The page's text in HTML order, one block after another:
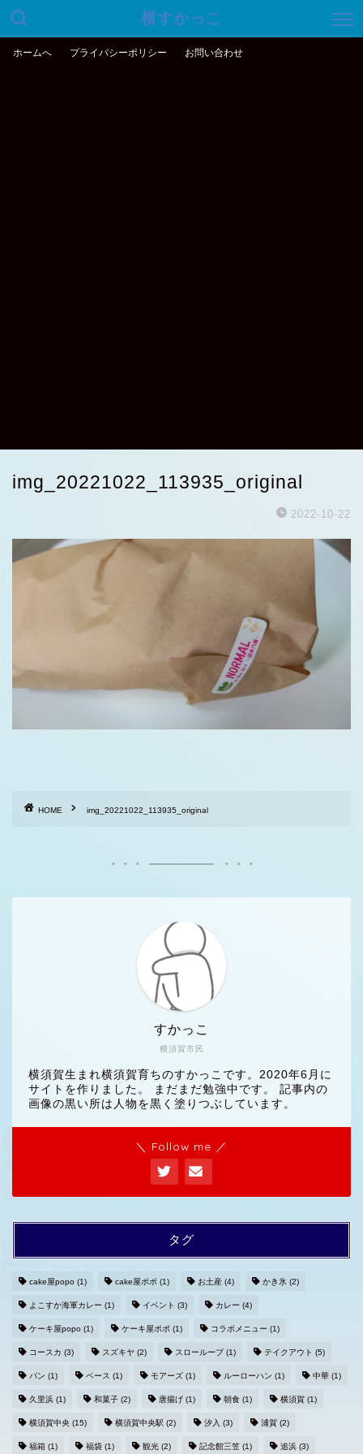
横すかっこ
ホームへ プライバシーポリシー お問い合わせ
img_20221022_113935_original
2022-10-22
HOME img_20221022_113935_original
横須賀市民
すかっこ
横須賀生まれ横須賀育ちのすかっこです。2020年6月に
サイトを作りました。 まだまだ勉強中です。 記事内の
画像の黒い所は人物を黒く塗りつぶしています。
＼ Follow me ／
タグ
cake屋popo (1) cake屋ポポ (1) お土産 (4) かき氷 (2)
よこすか海軍カレー (1) イベント (3) カレー (4)
ケーキ屋popo (1) ケーキ屋ポポ (1) コラボメニュー (1)
コースカ (3) スズキヤ (2) スローループ(1) テイクアウト (5)
パン (1) ベース (1) モアーズ (1) ルーローハン (1) 中華 (1)
久里浜 (1) 和菓子 (2) 唐揚げ (1) 朝食 (1) 横須賀 (1)
横須賀中央 (15) 横須賀中央駅 (2) 汐入 (3) 浦賀 (2)
福箱 (1) 福袋 (1) 観光 (2) 記念館三笠 (1) 追浜 (3)
ホームへ
プライバシーポリシー
お問い合わせ